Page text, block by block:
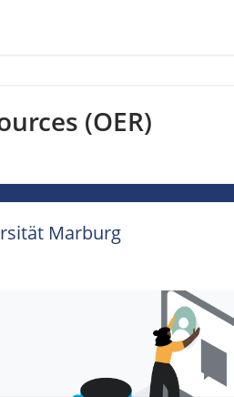
(OER)
Marburg